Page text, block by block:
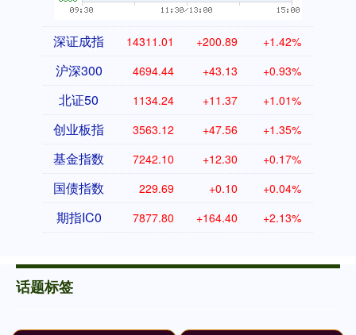
深证成指 14311.01 +200.89 +1.42%
沪深300 4694.44 +43.13 +0.93%
北证50 1134.24 +11.37 +1.01%
创业板指 3563.12 +47.56 +1.35%
基金指数 7242.10 +12.30 +0.17%
国债指数 229.69 +0.10 +0.04%
期指IC0 7877.80 +164.40 +2.13%
话题标签